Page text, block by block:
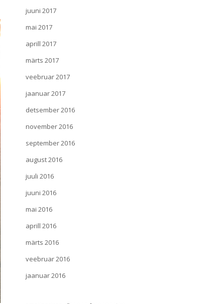
juuni 2017
mai 2017
aprill 2017
märts 2017
veebruar 2017
jaanuar 2017
detsember 2016
november 2016
september 2016
august 2016
juuli 2016
juuni 2016
mai 2016
aprill 2016
märts 2016
veebruar 2016
jaanuar 2016